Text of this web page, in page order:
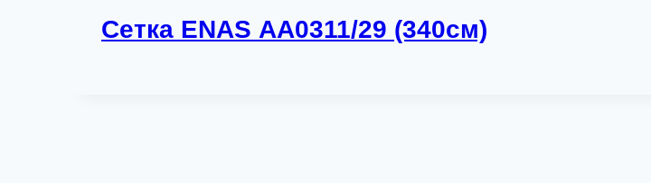
Сетка ENAS АА0311/29 (340см)